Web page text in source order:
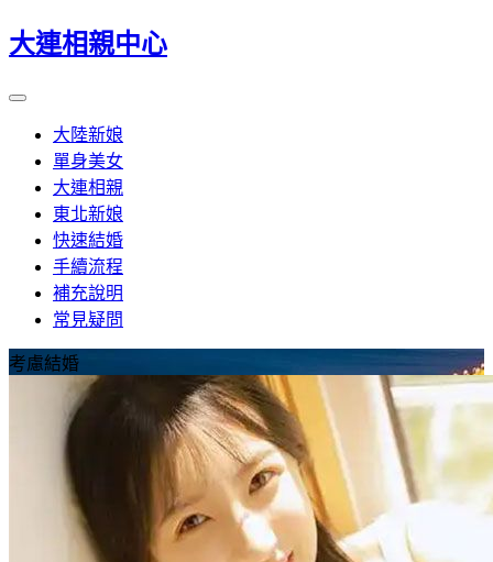
大連相親中心
大陸新娘
單身美女
大連相親
東北新娘
快速結婚
手續流程
補充說明
常見疑問
考慮結婚